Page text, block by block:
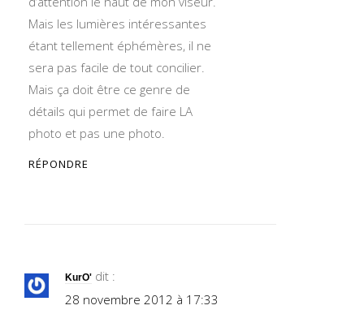
Mais les lumières intéressantes
étant tellement éphémères, il ne
sera pas facile de tout concilier.
Mais ça doit être ce genre de
détails qui permet de faire LA
photo et pas une photo.
RÉPONDRE
KurO' dit :
28 novembre 2012 à 17:33